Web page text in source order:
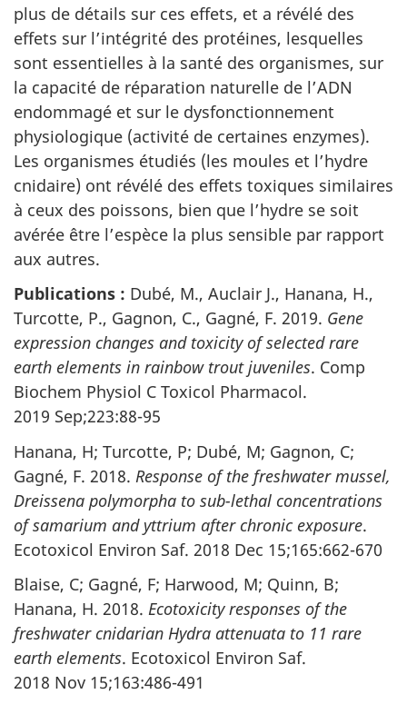
plus de détails sur ces effets, et a révélé des
effets sur l’intégrité des protéines, lesquelles
sont essentielles à la santé des organismes, sur
la capacité de réparation naturelle de l’ADN
endommagé et sur le dysfonctionnement
physiologique (activité de certaines enzymes).
Les organismes étudiés (les moules et l’hydre
cnidaire) ont révélé des effets toxiques similaires
à ceux des poissons, bien que l’hydre se soit
avérée être l’espèce la plus sensible par rapport
aux autres.
Publications : Dubé, M., Auclair J., Hanana, H.,
Turcotte, P., Gagnon, C., Gagné, F. 2019. Gene
expression changes and toxicity of selected rare
earth elements in rainbow trout juveniles. Comp
Biochem Physiol C Toxicol Pharmacol.
2019 Sep;223:88-95
Hanana, H; Turcotte, P; Dubé, M; Gagnon, C;
Gagné, F. 2018. Response of the freshwater mussel,
Dreissena polymorpha to sub-lethal concentrations
of samarium and yttrium after chronic exposure.
Ecotoxicol Environ Saf. 2018 Dec 15;165:662-670
Blaise, C; Gagné, F; Harwood, M; Quinn, B;
Hanana, H. 2018. Ecotoxicity responses of the
freshwater cnidarian Hydra attenuata to 11 rare
earth elements. Ecotoxicol Environ Saf.
2018 Nov 15;163:486-491